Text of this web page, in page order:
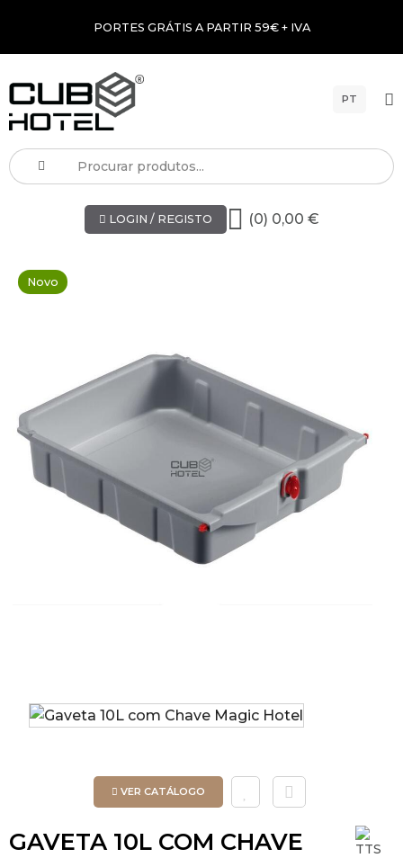
PORTES GRÁTIS A PARTIR 59€ + IVA
PT
LOGIN / REGISTO (0) 0,00 €
Novo
VER CATÁLOGO
GAVETA 10L COM CHAVE